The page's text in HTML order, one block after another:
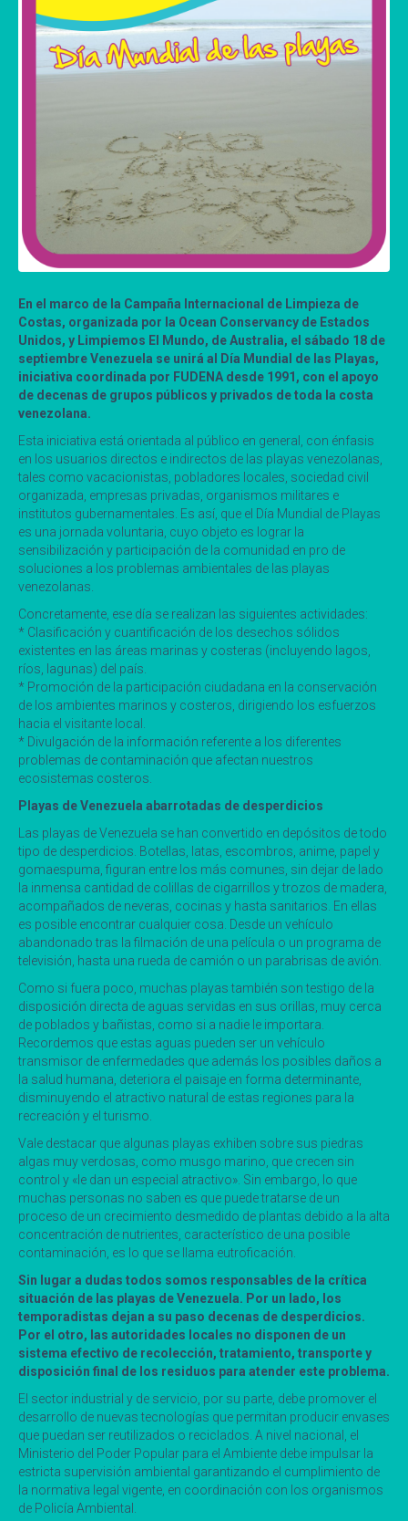
En el marco de la Campaña Internacional de Limpieza de
Costas, organizada por la Ocean Conservancy de Estados
Unidos, y Limpiemos El Mundo, de Australia, el sábado 18 de
septiembre Venezuela se unirá al Día Mundial de las Playas,
iniciativa coordinada por FUDENA desde 1991, con el apoyo
de decenas de grupos públicos y privados de toda la costa
venezolana.
Esta iniciativa está orientada al público en general, con énfasis
en los usuarios directos e indirectos de las playas venezolanas,
tales como vacacionistas, pobladores locales, sociedad civil
organizada, empresas privadas, organismos militares e
institutos gubernamentales. Es así, que el Día Mundial de Playas
es una jornada voluntaria, cuyo objeto es lograr la
sensibilización y participación de la comunidad en pro de
soluciones a los problemas ambientales de las playas
venezolanas.
Concretamente, ese día se realizan las siguientes actividades:
* Clasificación y cuantificación de los desechos sólidos
existentes en las áreas marinas y costeras (incluyendo lagos,
ríos, lagunas) del país.
* Promoción de la participación ciudadana en la conservación
de los ambientes marinos y costeros, dirigiendo los esfuerzos
hacia el visitante local.
* Divulgación de la información referente a los diferentes
problemas de contaminación que afectan nuestros
ecosistemas costeros.
Playas de Venezuela abarrotadas de desperdicios
Las playas de Venezuela se han convertido en depósitos de todo
tipo de desperdicios. Botellas, latas, escombros, anime, papel y
gomaespuma, figuran entre los más comunes, sin dejar de lado
la inmensa cantidad de colillas de cigarrillos y trozos de madera,
acompañados de neveras, cocinas y hasta sanitarios. En ellas
es posible encontrar cualquier cosa. Desde un vehículo
abandonado tras la filmación de una película o un programa de
televisión, hasta una rueda de camión o un parabrisas de avión.
Como si fuera poco, muchas playas también son testigo de la
disposición directa de aguas servidas en sus orillas, muy cerca
de poblados y bañistas, como si a nadie le importara.
Recordemos que estas aguas pueden ser un vehículo
transmisor de enfermedades que además los posibles daños a
la salud humana, deteriora el paisaje en forma determinante,
disminuyendo el atractivo natural de estas regiones para la
recreación y el turismo.
Vale destacar que algunas playas exhiben sobre sus piedras
algas muy verdosas, como musgo marino, que crecen sin
control y «le dan un especial atractivo». Sin embargo, lo que
muchas personas no saben es que puede tratarse de un
proceso de un crecimiento desmedido de plantas debido a la alta
concentración de nutrientes, característico de una posible
contaminación, es lo que se llama eutroficación.
Sin lugar a dudas todos somos responsables de la crítica
situación de las playas de Venezuela. Por un lado, los
temporadistas dejan a su paso decenas de desperdicios.
Por el otro, las autoridades locales no disponen de un
sistema efectivo de recolección, tratamiento, transporte y
disposición final de los residuos para atender este problema.
El sector industrial y de servicio, por su parte, debe promover el
desarrollo de nuevas tecnologías que permitan producir envases
que puedan ser reutilizados o reciclados. A nivel nacional, el
Ministerio del Poder Popular para el Ambiente debe impulsar la
estricta supervisión ambiental garantizando el cumplimiento de
la normativa legal vigente, en coordinación con los organismos
de Policía Ambiental.